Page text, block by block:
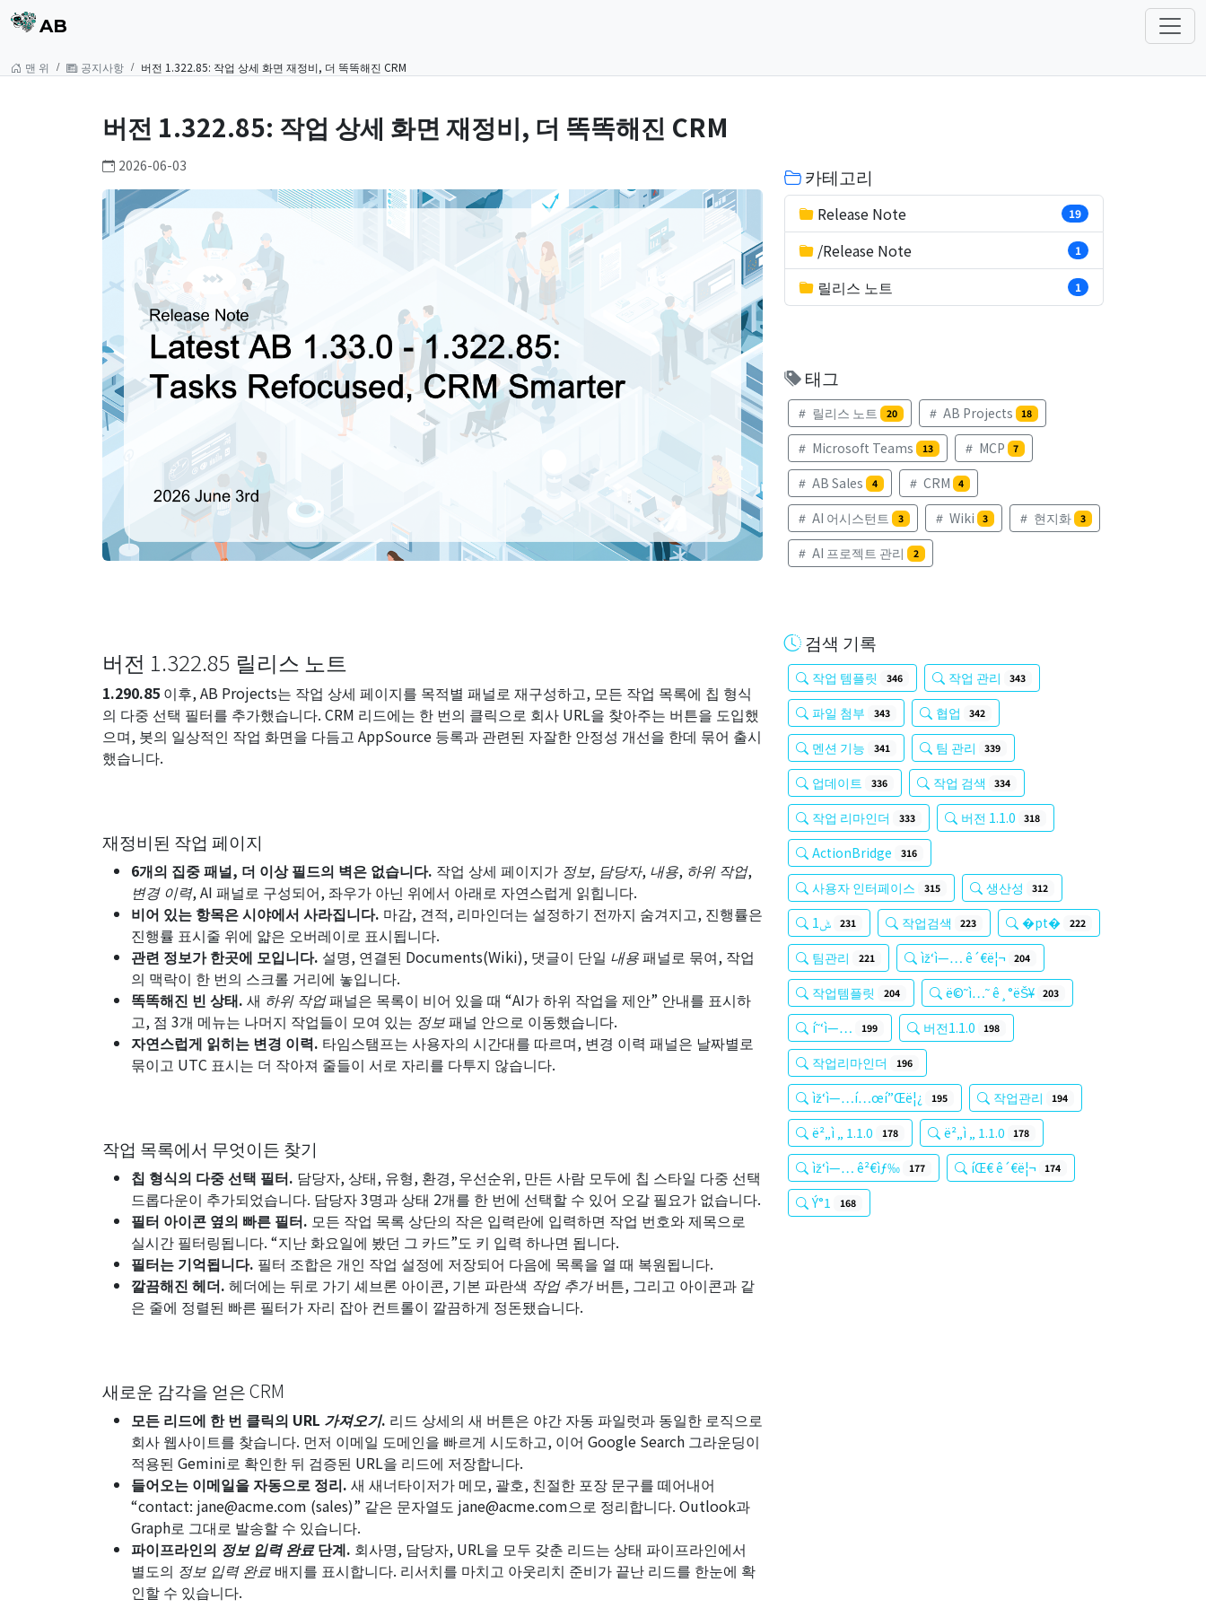
AB
맨 위 공지사항 버전 1.322.85: 작업 상세 화면 재정비, 더 똑똑해진 CRM
버전 1.322.85: 작업 상세 화면 재정비, 더 똑똑해진 CRM
2026-06-03
버전 1.322.85 릴리스 노트
1.290.85 이후, AB Projects는 작업 상세 페이지를 목적별 패널로 재구성하고, 모든 작업 목록에 칩 형식
의 다중 선택 필터를 추가했습니다. CRM 리드에는 한 번의 클릭으로 회사 URL을 찾아주는 버튼을 도입했
으며, 봇의 일상적인 작업 화면을 다듬고 AppSource 등록과 관련된 자잘한 안정성 개선을 한데 묶어 출시
했습니다.
재정비된 작업 페이지
6개의 집중 패널, 더 이상 필드의 벽은 없습니다. 작업 상세 페이지가 정보, 담당자, 내용, 하위 작업,
변경 이력,AI 패널로 구성되어, 좌우가 아닌 위에서 아래로 자연스럽게 읽힙니다.
비어 있는 항목은 시야에서 사라집니다. 마감, 견적, 리마인더는 설정하기 전까지 숨겨지고, 진행률은
진행률 표시줄 위에 얇은 오버레이로 표시됩니다.
관련 정보가 한곳에 모입니다. 설명, 연결된 Documents(Wiki), 댓글이 단일 내용패널로 묶여, 작업
의 맥락이 한 번의 스크롤 거리에 놓입니다.
똑똑해진 빈 상태. 새 하위 작업패널은 목록이 비어 있을 때 “AI가 하위 작업을 제안” 안내를 표시하
고, 점 3개 메뉴는 나머지 작업들이 모여 있는 정보패널 안으로 이동했습니다.
자연스럽게 읽히는 변경 이력. 타임스탬프는 사용자의 시간대를 따르며, 변경 이력 패널은 날짜별로
묶이고 UTC 표시는 더 작아져 줄들이 서로 자리를 다투지 않습니다.
작업 목록에서 무엇이든 찾기
칩 형식의 다중 선택 필터. 담당자, 상태, 유형, 환경, 우선순위, 만든 사람 모두에 칩 스타일 다중 선택
드롭다운이 추가되었습니다. 담당자 3명과 상태 2개를 한 번에 선택할 수 있어 오갈 필요가 없습니다.
필터 아이콘 옆의 빠른 필터. 모든 작업 목록 상단의 작은 입력란에 입력하면 작업 번호와 제목으로
실시간 필터링됩니다. “지난 화요일에 봤던 그 카드”도 키 입력 하나면 됩니다.
필터는 기억됩니다. 필터 조합은 개인 작업 설정에 저장되어 다음에 목록을 열 때 복원됩니다.
깔끔해진 헤더. 헤더에는 뒤로 가기 셰브론 아이콘, 기본 파란색 작업 추가버튼, 그리고 아이콘과 같
은 줄에 정렬된 빠른 필터가 자리 잡아 컨트롤이 깔끔하게 정돈됐습니다.
새로운 감각을 얻은 CRM
모든 리드에 한 번 클릭의 URL 가져오기. 리드 상세의 새 버튼은 야간 자동 파일럿과 동일한 로직으로
회사 웹사이트를 찾습니다. 먼저 이메일 도메인을 빠르게 시도하고, 이어 Google Search 그라운딩이
적용된 Gemini로 확인한 뒤 검증된 URL을 리드에 저장합니다.
들어오는 이메일을 자동으로 정리. 새 새너타이저가 메모, 괄호, 친절한 포장 문구를 떼어내어
“contact: jane@acme.com (sales)” 같은 문자열도 jane@acme.com으로 정리합니다. Outlook과
Graph로 그대로 발송할 수 있습니다.
파이프라인의 정보 입력 완료단계. 회사명, 담당자, URL을 모두 갖춘 리드는 상태 파이프라인에서
별도의 정보 입력 완료 배지를 표시합니다. 리서치를 마치고 아웃리치 준비가 끝난 리드를 한눈에 확
인할 수 있습니다.
카테고리
Release Note 19
/Release Note 1
릴리스 노트 1
태그
릴리스 노트 20 AB Projects 18
Microsoft Teams 13 MCP 7
AB Sales 4 CRM 4
AI 어시스턴트 3 Wiki 3 현지화 3
AI 프로젝트 관리 2
검색 기록
작업 템플릿 346 작업 관리 343
파일 첨부 343 협업 342
멘션 기능 341 팀 관리 339
업데이트 336 작업 검색 334
작업 리마인더 333 버전 1.1.0 318
ActionBridge 316
사용자 인터페이스 315 생산성 312
231 작업검색 223 �pt� 222
팀관리 221 ìž‘ì—… ê´€ë¦¬ 204
작업템플릿 204 ë©˜ì…˜ ê¸°ëŠ¥ 203
í˜‘ì—… 199 버전1.1.0 198
작업리마인더 196
ìž‘ì—…í…œí”Œë¦¿ 195 작업관리 194
ë²„ì „ 1.1.0 178 ë²„ì „ 1.1.0 178
ìž‘ì—… ê²€ìƒ‰ 177 íŒ€ ê´€ë¦¬ 174
Ý°1 168